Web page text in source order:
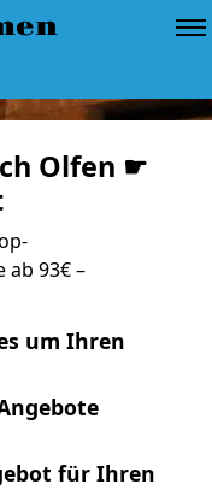
Olfen ☛
93€ –
um Ihren
für Ihren